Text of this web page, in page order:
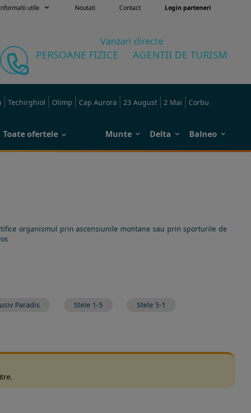
utile Noutati Contact Login parteneri
Vanzari directe
PERSOANE FIZICE AGENTII DE TURISM
Techirghiol Olimp Cap Aurora 23 August 2 Mai
Corbu
Toate ofertele Munte Delta Balneo
organismul prin ascensiunile montane sau prin sporturile de
Paradis Stele 1-5 Stele 5-1